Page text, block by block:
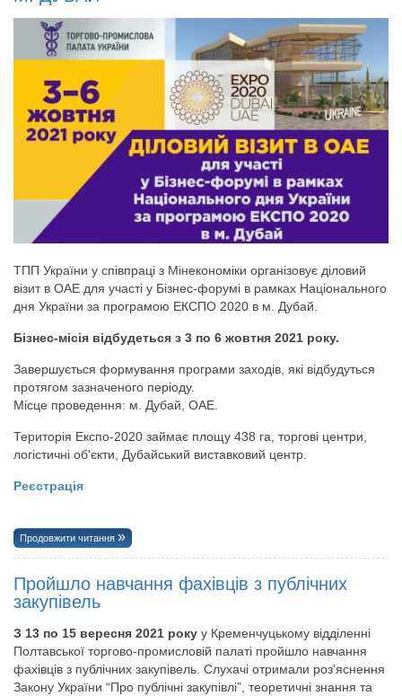
ТПП України у співпраці з Мінекономіки організовує діловий
візит в ОАЕ для участі у Бізнес-форумі в рамках Національного
дня України за програмою ЕКСПО 2020 в м. Дубай.
Бізнес-місія відбудеться з 3 по 6 жовтня 2021 року.
Завершується формування програми заходів, які відбудуться
протягом зазначеного періоду.
Місце проведення: м. Дубай, ОАЕ.
Територія Експо-2020 займає площу 438 га, торгові центри,
логістичні об'єкти, Дубайський виставковий центр.
Реєстрація
Продовжити читання
Пройшло навчання фахівців з публічних
закупівель
З 13 по 15 вересня 2021 року у Кременчуцькому відділенні
Полтавської торгово-промисловій палаті пройшло навчання
фахівців з публічних закупівель. Слухачі отримали роз’яснення
Закону України “Про публічні закупівлі”, теоретичні знання та